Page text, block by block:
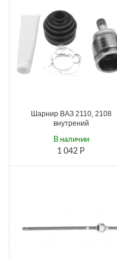
Шарнир ВАЗ 2110, 2108
внутрений
1 042 Р
В наличии